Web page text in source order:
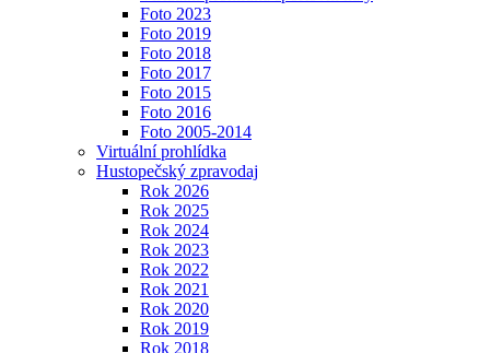
Foto 2023
Foto 2019
Foto 2018
Foto 2017
Foto 2015
Foto 2016
Foto 2005-2014
Virtuální prohlídka
Hustopečský zpravodaj
Rok 2026
Rok 2025
Rok 2024
Rok 2023
Rok 2022
Rok 2021
Rok 2020
Rok 2019
Rok 2018